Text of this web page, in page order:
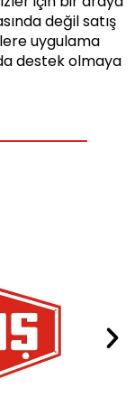
değil satış
uygulama
destek olmaya